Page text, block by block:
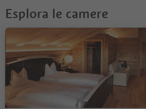
Esplora le camere